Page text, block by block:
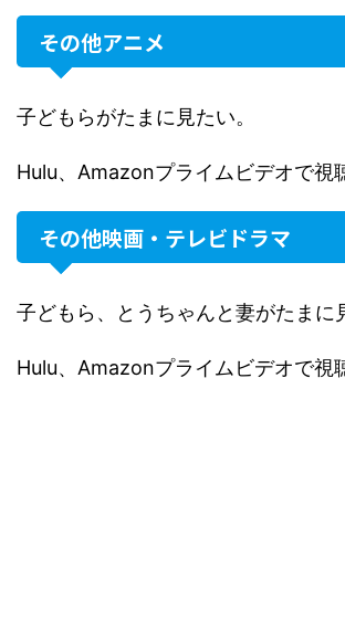
その他アニメ
子どもらがたまに見たい。
Hulu、Amazonプライムビデオで視
その他映画・テレビドラマ
子どもら、とうちゃんと妻がたまに
Hulu、Amazonプライムビデオで視